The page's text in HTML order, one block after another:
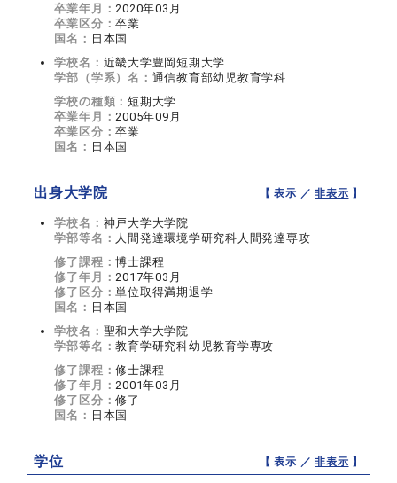
卒業年月： 2020年03月
卒業区分：卒業
国名： 日本国
学校名： 近畿大学豊岡短期大学
学部（学系）名： 通信教育部幼児教育学科
学校の種類：短期大学
卒業年月： 2005年09月
卒業区分：卒業
国名： 日本国
出身大学院 【 表示 ／非表示 】
学校名： 神戸大学大学院
学部等名： 人間発達環境学研究科人間発達専攻
修了課程：博士課程
修了年月： 2017年03月
修了区分：単位取得満期退学
国名： 日本国
学校名： 聖和大学大学院
学部等名：教育学研究科幼児教育学専攻
修了課程：修士課程
修了年月： 2001年03月
修了区分：修了
国名： 日本国
学位 【 表示 ／非表示 】